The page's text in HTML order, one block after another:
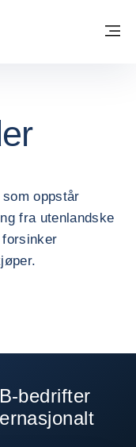
- HJEMMESIDE
oppstår
fra utenlandske
bedrifter